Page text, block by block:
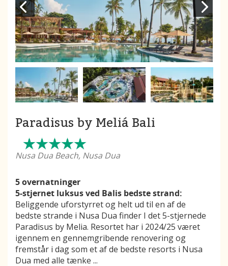
Paradisus by Meliá Bali
Nusa Dua Beach, Nusa Dua
5 overnatninger
5-stjernet luksus ved Balis bedste strand:
Beliggende uforstyrret og helt ud til en af de
bedste strande i Nusa Dua finder I det 5-stjernede
Paradisus by Melia. Resortet har i 2024/25 været
igennem en gennemgribende renovering og
fremstår i dag som et af de bedste resorts i Nusa
Dua med alle tænke ...